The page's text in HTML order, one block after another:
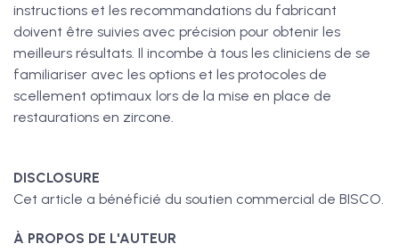
instructions et les recommandations du fabricant
doivent être suivies avec précision pour obtenir les
meilleurs résultats. Il incombe à tous les cliniciens de se
familiariser avec les options et les protocoles de
scellement optimaux lors de la mise en place de
restaurations en zircone.
DISCLOSURE
Cet article a bénéficié du soutien commercial de BISCO.
À PROPOS DE L'AUTEUR